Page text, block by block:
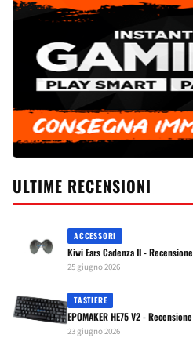
ULTIME RECENSIONI
ACCESSORI
Kiwi Ears Cadenza II - Recensione
25 giugno 2026
TASTIERE
EPOMAKER HE75 V2 - Recensione
23 giugno 2026